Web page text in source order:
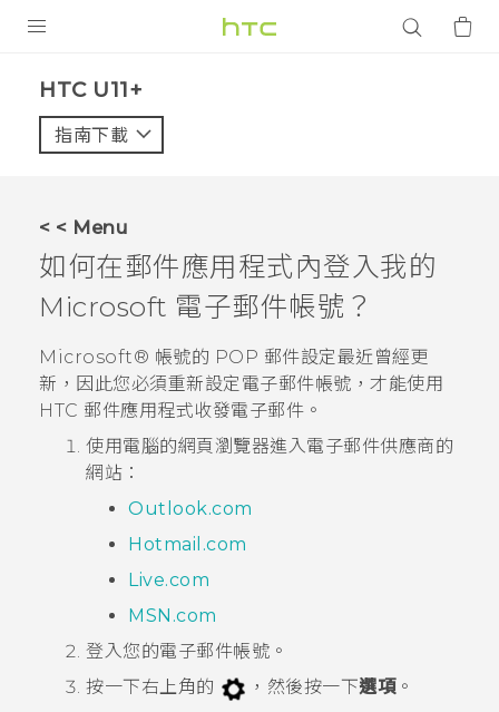
VIVE
VIVERSE
應用程式
支援服務
HTC U11+‎
指南下載
< < Menu
如何在郵件應用程式內登入我的
Microsoft 電子郵件帳號？
Microsoft® 帳號的 POP 郵件設定最近曾經更
新，因此您必須重新設定電子郵件帳號，才能使用
HTC 郵件應用程式收發電子郵件。
使用電腦的網頁瀏覽器進入電子郵件供應商的
網站：
Outlook.com
Hotmail.com
Live.com
MSN.com
登入您的電子郵件帳號。
按一下右上角的
，然後按一下選項。